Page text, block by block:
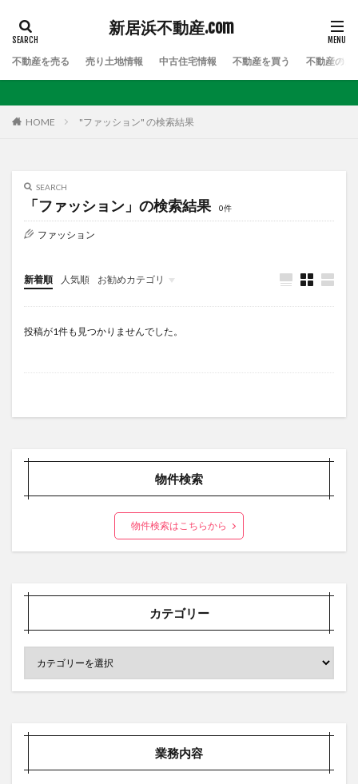
新居浜不動産.com
不動産を売る 売り土地情報 中古住宅情報 不動産を買う 不動産のお
HOME "ファッション" の検索結果
SEARCH
「ファッション」の検索結果 0件
ファッション
新着順 人気順 お勧めカテゴリ
Uncategorized
投稿が1件も見つかりませんでした。
物件検索
物件検索はこちらから
カテゴリー
業務内容